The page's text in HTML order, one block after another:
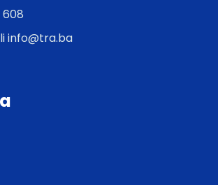
608
info@tra.ba